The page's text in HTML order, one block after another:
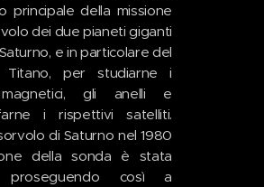
principale della missione
dei due pianeti giganti
e in particolare del
Titano, per studiarne i
gli anelli e
i rispettivi satelliti.
di Saturno nel 1980
della sonda è stata
proseguendo così a